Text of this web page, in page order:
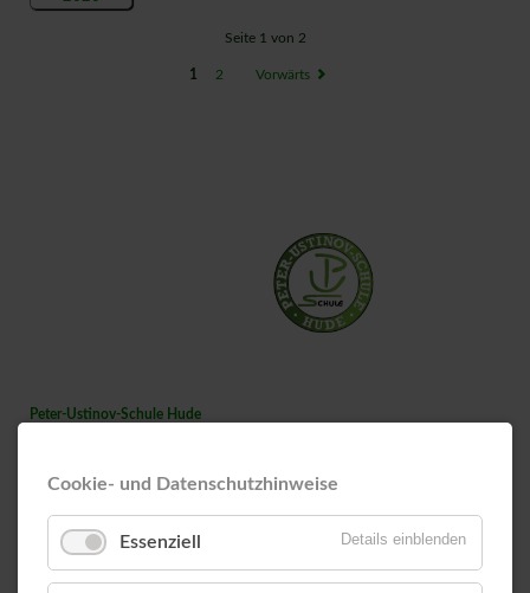
Seite 1 von 2
1 2 Vorwärts
Peter-Ustinov-Schule Hude
27798 Hude
Tel.: 04408 / 80990-0
Fax: 04408 / 80990135
Cookie- und Datenschutzhinweise
Essenziell Details einblenden